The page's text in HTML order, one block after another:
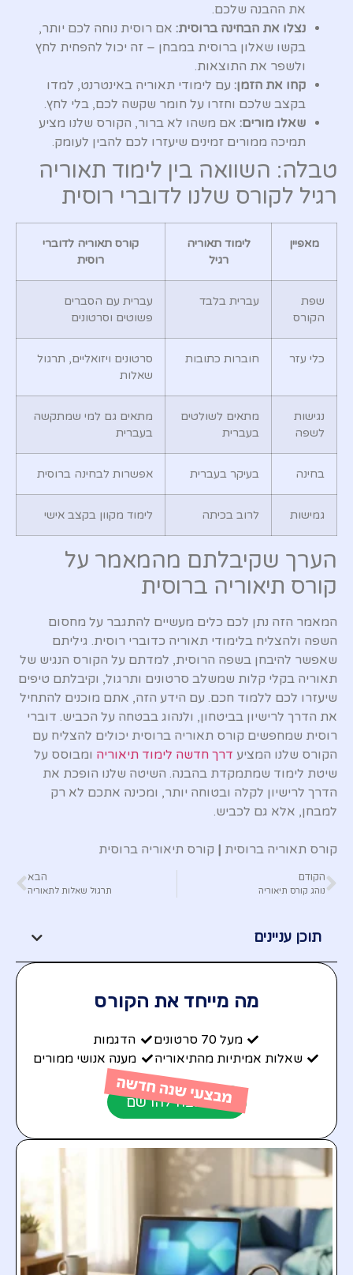
את ההבנה שלכם.
נצלו את הבחינה ברוסית: אם רוסית נוחה לכם יותר,
בקשו שאלון ברוסית במבחן – זה יכול להפחית לחץ
ולשפר את התוצאות.
קחו את הזמן: עם לימודי תאוריה באינטרנט, למדו
בקצב שלכם וחזרו על חומר שקשה לכם, בלי לחץ.
שאלו מורים: אם משהו לא ברור, הקורס שלנו מציע
תמיכה ממורים זמינים שיעזרו לכם להבין לעומק.
טבלה: השוואה בין לימוד תאוריה
רגיל לקורס שלנו לדוברי רוסית
מאפיין
לימוד תאוריה
רגיל
קורס תאוריה לדוברי
רוסית
שפת
הקורס
עברית בלבד
עברית עם הסברים
פשוטים וסרטונים
כלי עזר חוברות כתובות
סרטונים ויזואליים, תרגול
שאלות
נגישות
לשפה
מתאים לשולטים
בעברית
מתאים גם למי שמתקשה
בעברית
בחינה בעיקר בעברית אפשרות לבחינה ברוסית
גמישות לרוב בכיתה לימוד מקוון בקצב אישי
הערך שקיבלתם מהמאמר על
קורס תיאוריה ברוסית
המאמר הזה נתן לכם כלים מעשיים להתגבר על מחסום
השפה ולהצליח בלימודי תאוריה כדוברי רוסית. גיליתם
שאפשר להיבחן בשפה הרוסית, למדתם על הקורס הנגיש של
תאוריה בקלי קלות שמשלב סרטונים ותרגול, וקיבלתם טיפים
שיעזרו לכם ללמוד חכם. עם הידע הזה, אתם מוכנים להתחיל
את הדרך לרישיון בביטחון, ולנהוג בבטחה על הכביש. דוברי
רוסית שמחפשים קורס תאוריה ברוסית יכולים להצליח עם
הקורס שלנו המציע דרך חדשה לימוד תיאוריה ומבוסס על
שיטת לימוד שמתמקדת בהבנה. השיטה שלנו הופכת את
הדרך לרישיון לקלה ובטוחה יותר, ומכינה אתכם לא רק
למבחן, אלא גם לכביש.
קורס תאוריה ברוסית | קורס תיאוריה ברוסית
הקודם
נוהג קורס תיאוריה
הבא
תרגול שאלות לתאוריה
תוכן עניינים
מה מייחד את הקורס
מעל 70 סרטונים
הדגמות
שאלות אמיתיות מהתיאוריה
מענה אנושי ממורים
אני רוצה להרשם